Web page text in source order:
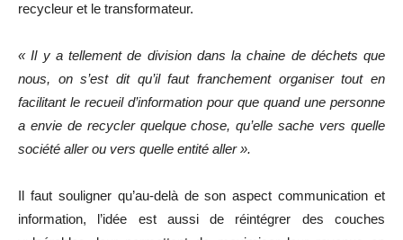
recycleur et le transformateur.
« Il y a tellement de division dans la chaine de déchets que
nous, on s’est dit qu’il faut franchement organiser tout en
facilitant le recueil d’information pour que quand une personne
a envie de recycler quelque chose, qu’elle sache vers quelle
société aller ou vers quelle entité aller ».
Il faut souligner qu’au-delà de son aspect communication et
information, l’idée est aussi de réintégrer des couches